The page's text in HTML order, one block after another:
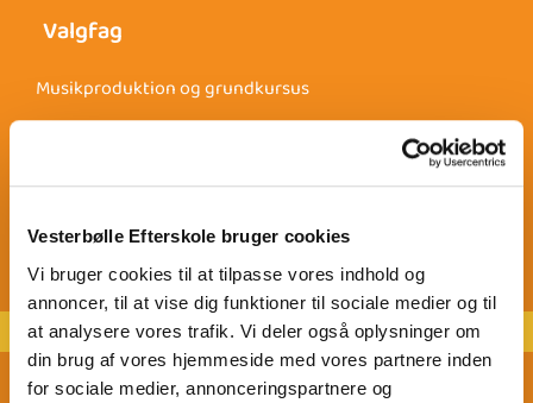
Vesterbølle Efterskole bruger cookies
Vi bruger cookies til at tilpasse vores indhold og
annoncer, til at vise dig funktioner til sociale medier og til
at analysere vores trafik. Vi deler også oplysninger om
din brug af vores hjemmeside med vores partnere inden
for sociale medier, annonceringspartnere og
Valgfag
Musikproduktion og grundkursus
Rytmisk musik
Rytmisk gymnastik
Lasergame
Løb
Fitness & styrketræning